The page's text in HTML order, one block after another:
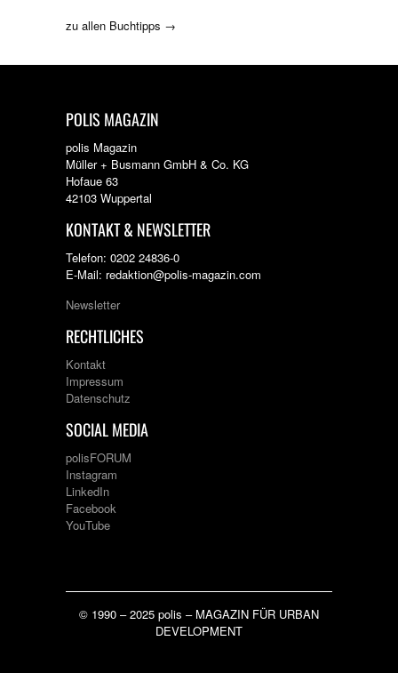
zu allen Buchtipps →
POLIS MAGAZIN
polis Magazin
Müller + Busmann GmbH & Co. KG
Hofaue 63
42103 Wuppertal
KONTAKT & NEWSLETTER
Telefon: 0202 24836-0
E-Mail: redaktion@polis-magazin.com
Newsletter
RECHTLICHES
Kontakt
Impressum
Datenschutz
SOCIAL MEDIA
polisFORUM
Instagram
LinkedIn
Facebook
YouTube
© 1990 – 2025 polis – MAGAZIN FÜR URBAN
DEVELOPMENT